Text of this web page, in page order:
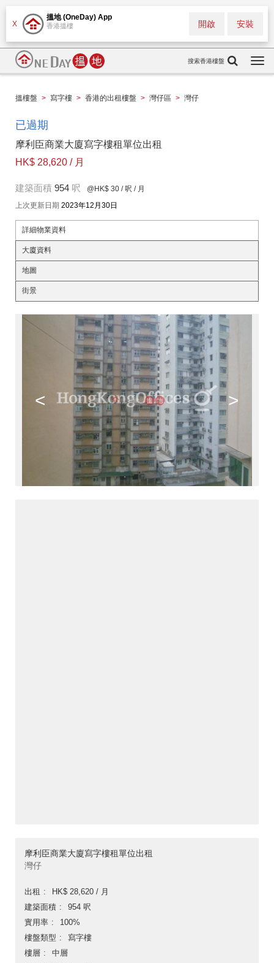
X
搵地 (OneDay) App
香港搵樓 安裝
開啟
搜索香港樓盤
搵樓盤 > 寫字樓 > 香港的出租樓盤 > 灣仔區 > 灣仔
已過期
摩利臣商業大廈寫字樓租單位出租
HK$ 28,620 / 月
建築面積 954 呎 @HK$ 30 / 呎 / 月
上次更新日期 2023年12月30日
詳細物業資料
大廈資料
地圖
街景
< >
摩利臣商業大廈寫字樓租單位出租
灣仔
出租
HK$ 28,620 / 月
建築面積
954 呎
實用率
100%
樓盤類型
寫字樓
樓層
中層